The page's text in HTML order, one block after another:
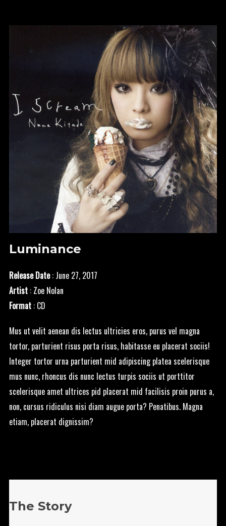
The Story
Luminance
Release Date: June 27, 2017
Artist: Zoe Nolan
Format: CD
Mus ut velit aenean dis lectus ultricies eros, purus vel magna
tortor, parturient risus porta risus, habitasse eu placerat sociis!
Integer tortor urna parturient mid adipiscing platea scelerisque
mus nunc, rhoncus dis nunc lectus turpis sociis ut porttitor
scelerisque amet ultrices pid placerat mid facilisis proin purus a,
non, cursus ridiculus nisi diam augue porta? Penatibus. Magna
etiam, placerat dignissim?